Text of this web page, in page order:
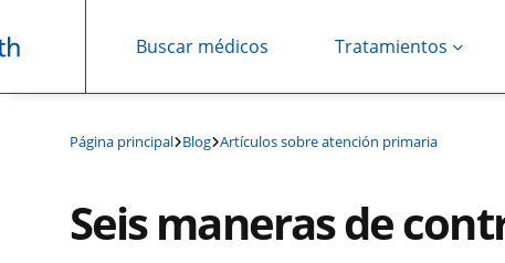
Buscar médicos Tratamientos
Página principal Blog Artículos sobre atención primaria
Seis maneras de